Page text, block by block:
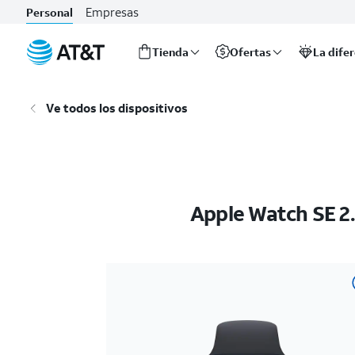
Personal Empresas
Tienda Ofertas La
Ve todos los dispositivos
Apple Watch SE